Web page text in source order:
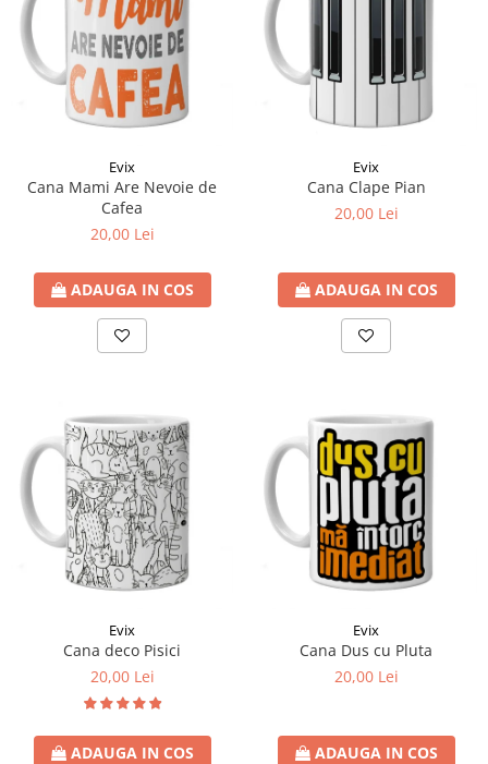
Evix
Cana Mami Are Nevoie de
Cafea
20,00 Lei
ADAUGA IN COS
Evix
Cana Clape Pian
20,00 Lei
ADAUGA IN COS
Evix
Cana deco Pisici
20,00 Lei
ADAUGA IN COS
Evix
Cana Dus cu Pluta
20,00 Lei
ADAUGA IN COS